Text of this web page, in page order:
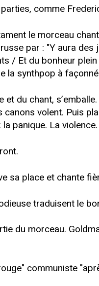
comme
le morceau
par : "Y aura
/ Et du bonheur
la synthpop à
et du chant,
volent. Puis
panique. La
sa place et chante
traduisent le
du morceau.
communiste